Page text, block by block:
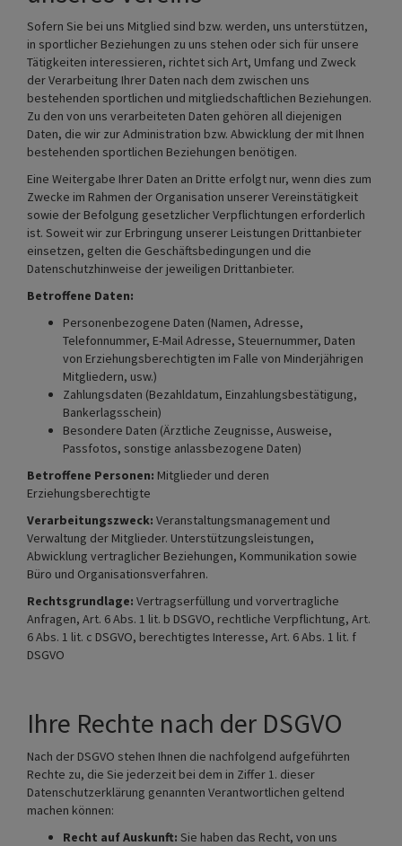
Sofern Sie bei uns Mitglied sind bzw. werden, uns unterstützen,
in sportlicher Beziehungen zu uns stehen oder sich für unsere
Tätigkeiten interessieren, richtet sich Art, Umfang und Zweck
der Verarbeitung Ihrer Daten nach dem zwischen uns
bestehenden sportlichen und mitgliedschaftlichen Beziehungen.
Zu den von uns verarbeiteten Daten gehören all diejenigen
Daten, die wir zur Administration bzw. Abwicklung der mit Ihnen
bestehenden sportlichen Beziehungen benötigen.
Eine Weitergabe Ihrer Daten an Dritte erfolgt nur, wenn dies zum
Zwecke im Rahmen der Organisation unserer Vereinstätigkeit
sowie der Befolgung gesetzlicher Verpflichtungen erforderlich
ist. Soweit wir zur Erbringung unserer Leistungen Drittanbieter
einsetzen, gelten die Geschäftsbedingungen und die
Datenschutzhinweise der jeweiligen Drittanbieter.
Betroffene Daten:
Personenbezogene Daten (Namen, Adresse,
Telefonnummer, E-Mail Adresse, Steuernummer, Daten
von Erziehungsberechtigten im Falle von Minderjährigen
Mitgliedern, usw.)
Zahlungsdaten (Bezahldatum, Einzahlungsbestätigung,
Bankerlagsschein)
Besondere Daten (Ärztliche Zeugnisse, Ausweise,
Passfotos, sonstige anlassbezogene Daten)
Betroffene Personen: Mitglieder und deren
Erziehungsberechtigte
Verarbeitungszweck: Veranstaltungsmanagement und
Verwaltung der Mitglieder. Unterstützungsleistungen,
Abwicklung vertraglicher Beziehungen, Kommunikation sowie
Büro und Organisationsverfahren.
Rechtsgrundlage: Vertragserfüllung und vorvertragliche
Anfragen, Art. 6 Abs. 1 lit. b DSGVO, rechtliche Verpflichtung, Art.
6 Abs. 1 lit. c DSGVO, berechtigtes Interesse, Art. 6 Abs. 1 lit. f
DSGVO
Ihre Rechte nach der DSGVO
Nach der DSGVO stehen Ihnen die nachfolgend aufgeführten
Rechte zu, die Sie jederzeit bei dem in Ziffer 1. dieser
Datenschutzerklärung genannten Verantwortlichen geltend
machen können:
Recht auf Auskunft: Sie haben das Recht, von uns